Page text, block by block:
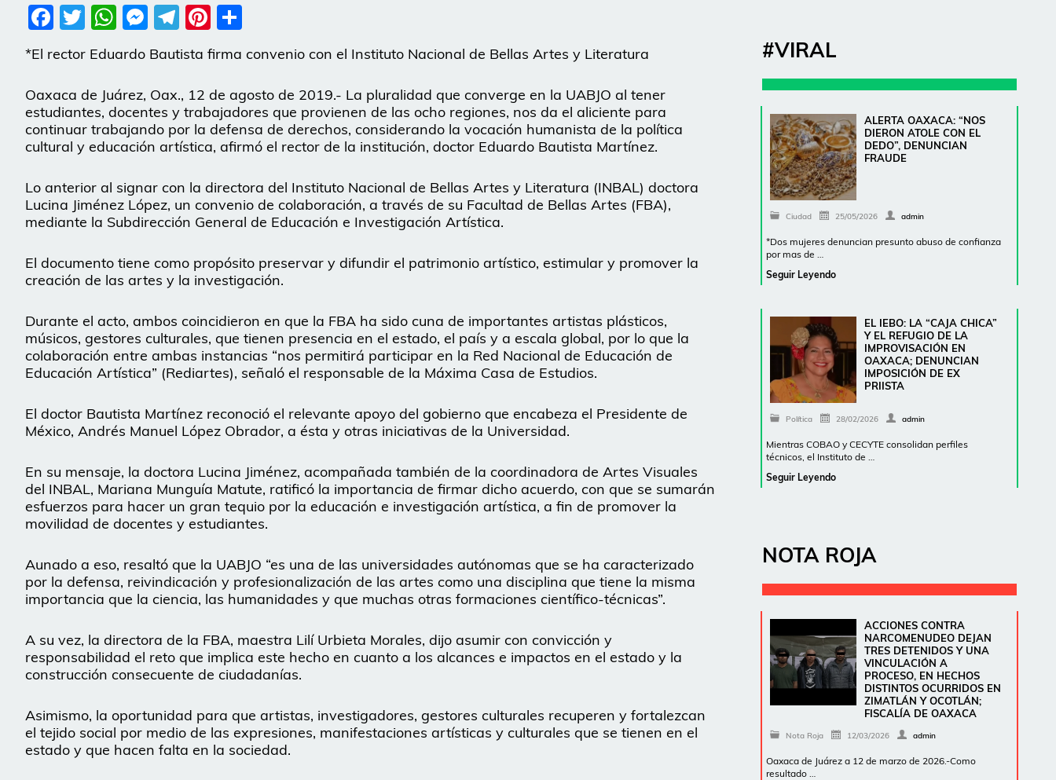
Facebook
Twitter
WhatsApp
Messenger
Telegram
Pinterest
*El rector Eduardo Bautista firma convenio con el Instituto Nacional de Bellas Artes y Literatura
Oaxaca de Juárez, Oax., 12 de agosto de 2019.- La pluralidad que converge en la UABJO al tener
estudiantes, docentes y trabajadores que provienen de las ocho regiones, nos da el aliciente para
continuar trabajando por la defensa de derechos, considerando la vocación humanista de la política
cultural y educación artística, afirmó el rector de la institución, doctor Eduardo Bautista Martínez.
Lo anterior al signar con la directora del Instituto Nacional de Bellas Artes y Literatura (INBAL) doctora
Lucina Jiménez López, un convenio de colaboración, a través de su Facultad de Bellas Artes (FBA),
mediante la Subdirección General de Educación e Investigación Artística.
El documento tiene como propósito preservar y difundir el patrimonio artístico, estimular y promover la
creación de las artes y la investigación.
Durante el acto, ambos coincidieron en que la FBA ha sido cuna de importantes artistas plásticos,
músicos, gestores culturales, que tienen presencia en el estado, el país y a escala global, por lo que la
colaboración entre ambas instancias “nos permitirá participar en la Red Nacional de Educación de
Educación Artística” (Rediartes), señaló el responsable de la Máxima Casa de Estudios.
El doctor Bautista Martínez reconoció el relevante apoyo del gobierno que encabeza el Presidente de
México, Andrés Manuel López Obrador, a ésta y otras iniciativas de la Universidad.
En su mensaje, la doctora Lucina Jiménez, acompañada también de la coordinadora de Artes Visuales
del INBAL, Mariana Munguía Matute, ratificó la importancia de firmar dicho acuerdo, con que se sumarán
esfuerzos para hacer un gran tequio por la educación e investigación artística, a fin de promover la
movilidad de docentes y estudiantes.
Aunado a eso, resaltó que la UABJO “es una de las universidades autónomas que se ha caracterizado
por la defensa, reivindicación y profesionalización de las artes como una disciplina que tiene la misma
importancia que la ciencia, las humanidades y que muchas otras formaciones científico-técnicas”.
A su vez, la directora de la FBA, maestra Lilí Urbieta Morales, dijo asumir con convicción y
responsabilidad el reto que implica este hecho en cuanto a los alcances e impactos en el estado y la
construcción consecuente de ciudadanías.
Asimismo, la oportunidad para que artistas, investigadores, gestores culturales recuperen y fortalezcan
el tejido social por medio de las expresiones, manifestaciones artísticas y culturales que se tienen en el
estado y que hacen falta en la sociedad.
#VIRAL
ALERTA OAXACA: “NOS
DIERON ATOLE CON EL
DEDO”, DENUNCIAN
FRAUDE
Ciudad 25/05/2026 admin
*Dos mujeres denuncian presunto abuso de confianza
por mas de …
Seguir Leyendo
EL IEBO: LA “CAJA CHICA”
Y EL REFUGIO DE LA
IMPROVISACIÓN EN
OAXACA; DENUNCIAN
IMPOSICIÓN DE EX
PRIISTA
Política 28/02/2026 admin
Mientras COBAO y CECYTE consolidan perfiles
técnicos, el Instituto de …
Seguir Leyendo
NOTA ROJA
ACCIONES CONTRA
NARCOMENUDEO DEJAN
TRES DETENIDOS Y UNA
VINCULACIÓN A
PROCESO, EN HECHOS
DISTINTOS OCURRIDOS EN
ZIMATLÁN Y OCOTLÁN;
FISCALÍA DE OAXACA
Nota Roja 12/03/2026 admin
Oaxaca de Juárez a 12 de marzo de 2026.-Como
resultado …